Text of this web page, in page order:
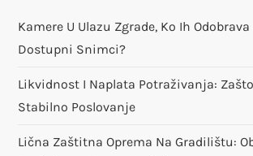
Kamere U Ulazu Zgrade, Ko Ih
Dostupni Snimci?
Likvidnost I Naplata Potraživanja:
Stabilno Poslovanje
Lična Zaštitna Oprema Na Gradilištu: